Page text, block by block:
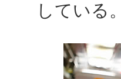
している